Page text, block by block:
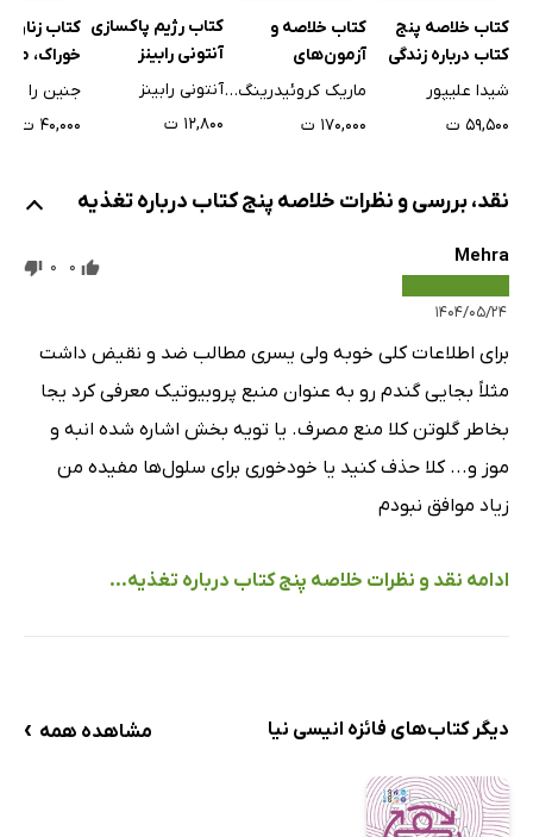
کتاب خلاصه پنج
کتاب درباره زندگی
سالم
شیدا علیپور
۵۹,۵۰۰ ت
کتاب خلاصه و
آزمون‌های
فارماکولوژی -
ماریک کروئیدرینگ هال
۱۷۰,۰۰۰ ت
کتاب رژیم پاکسازی
آنتونی رابینز
آنتونی رابینز
۱۲,۸۰۰ ت
کتاب زنان،
خوراک،
جنین را
۴۰,۰۰۰ ت
نقد، بررسی و نظرات خلاصه پنج کتاب درباره تغذیه
Mehra
۱۴۰۴/۰۵/۲۴
0
0
برای اطلاعات کلی خوبه ولی یسری مطالب ضد و نقیض داشت
مثلاً بجایی گندم رو به عنوان منبع پروبیوتیک معرفی کرد یجا
بخاطر گلوتن کلا منع مصرف. یا تویه بخش اشاره شده انبه و
موز و... کلا حذف کنید یا خودخوری برای سلول‌ها مفیده من
زیاد موافق نبودم
ادامه نقد و نظرات خلاصه پنج کتاب درباره تغذیه...
دیگر کتاب‌های فائزه انیسی نیا مشاهده همه ›